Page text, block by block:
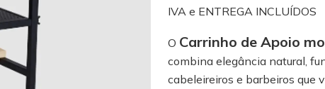
IVA e ENTREGA INCLUÍDOS
O Carrinho de Apoio
combina elegância natural,
cabeleireiros e barbeiros que